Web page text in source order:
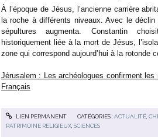
À l’époque de Jésus, l’ancienne carrière
la roche à différents niveaux. Avec le
sépultures augmenta. Constantin
historiquement liée à la mort de Jésus,
zone qui correspond aujourd’hui à la rotonde
Jérusalem : Les archéologues confirment
Français
LIEN PERMANENT CATÉGORIES :ACTUALITÉ,
PATRIMOINE RELIGIEUX ,SCIENCES